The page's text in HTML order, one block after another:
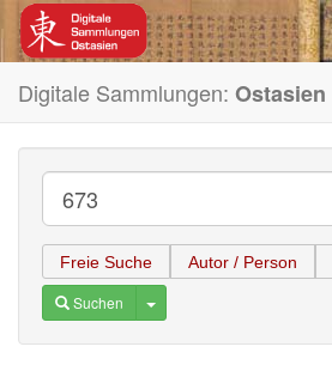
Digitale Sammlungen: Ostasien
Freie Suche Autor / Person
Suchen Toggle Dropdown